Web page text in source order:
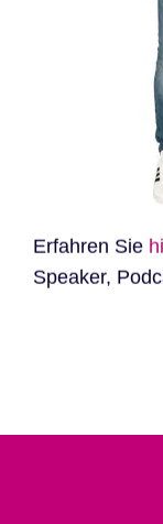
Erfahren Sie
Speaker,